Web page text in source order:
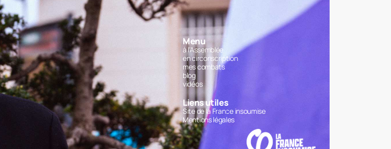
Menu
à l'Assemblée
en circonscription
mes combats
blog
vidéos
Liens utiles
Site de la France insoumise
Mentions légales